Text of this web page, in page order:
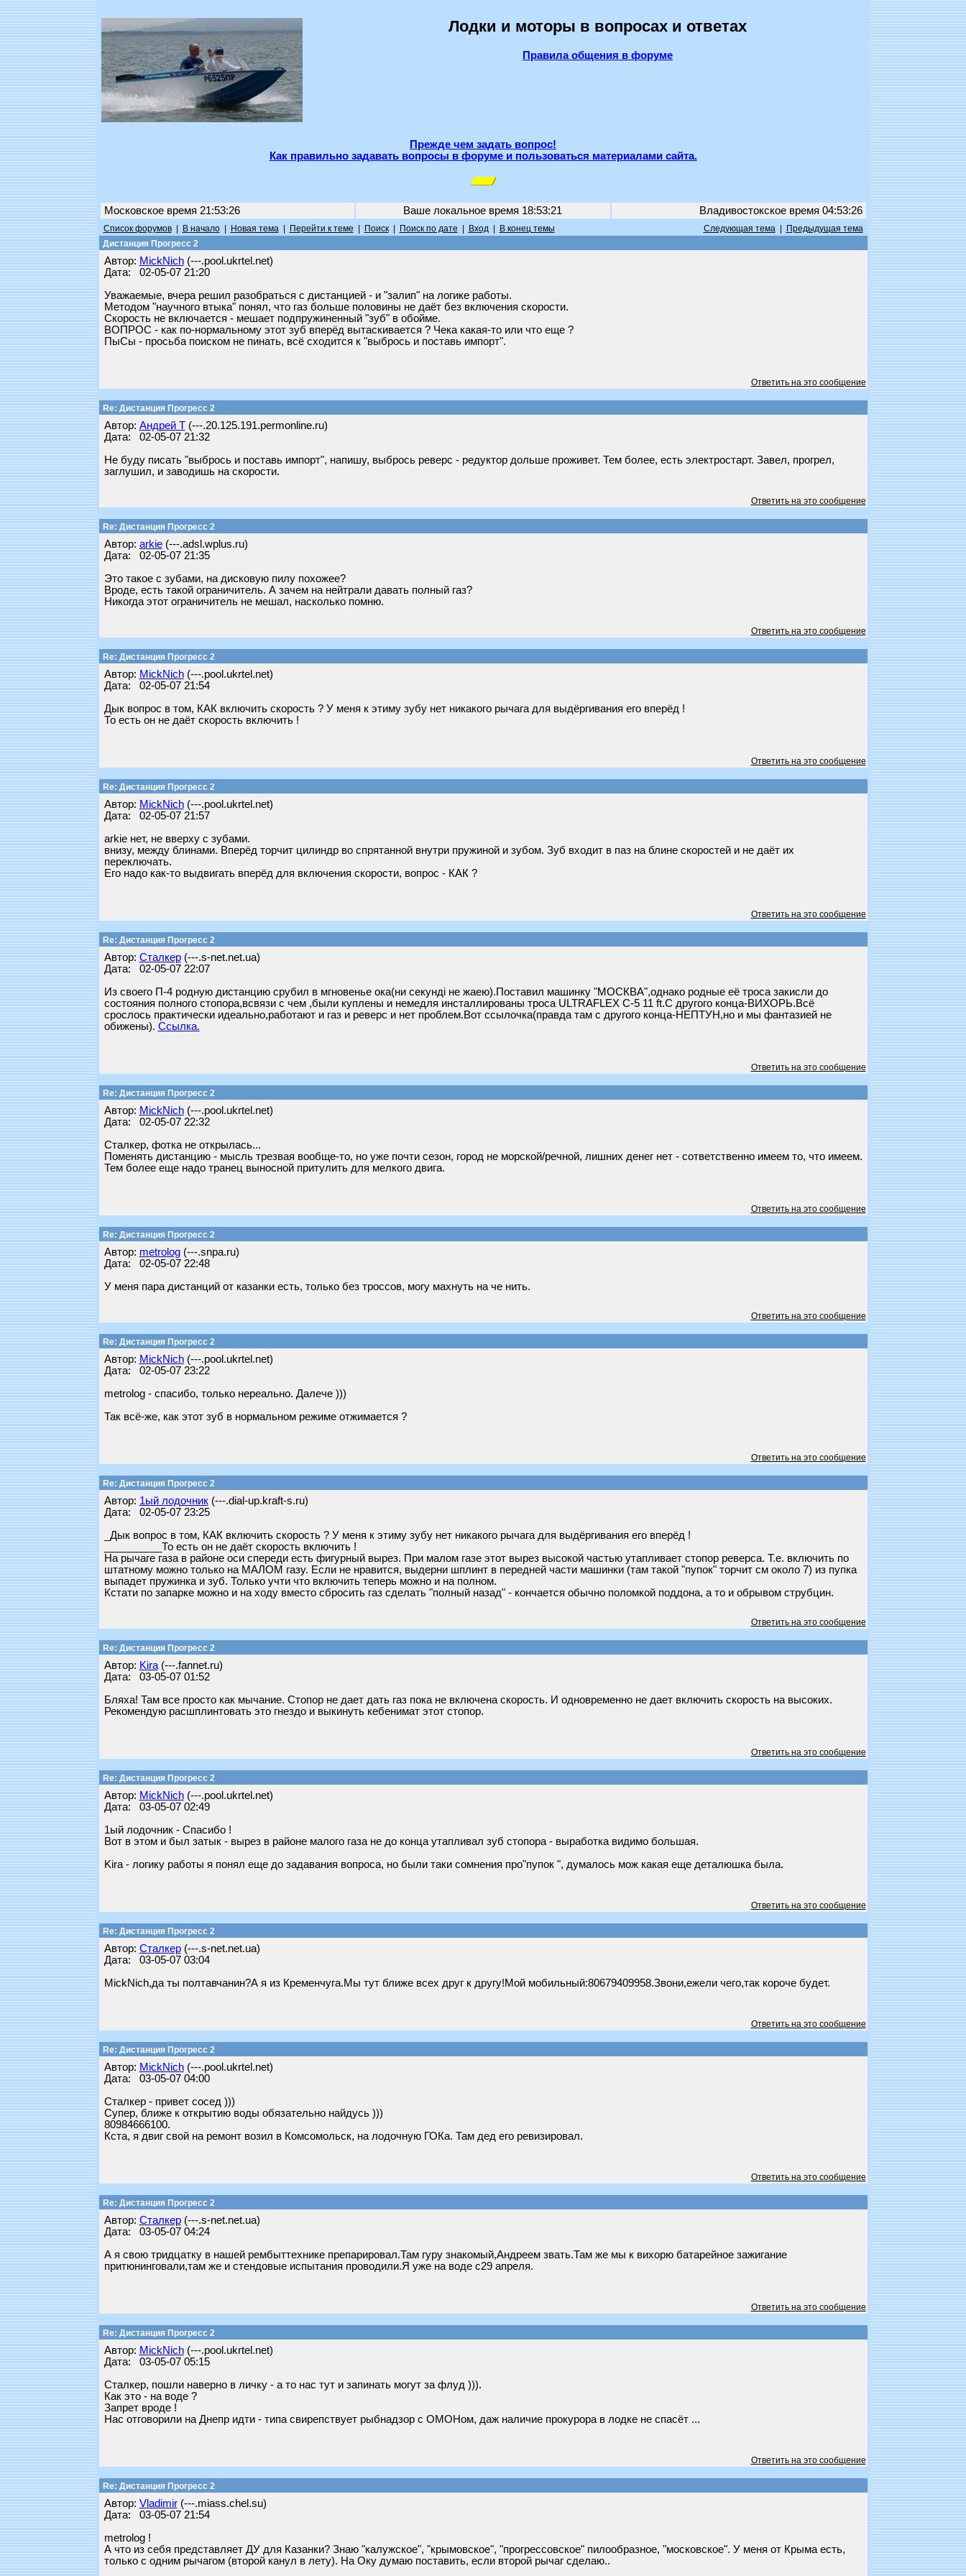
Лодки и моторы в вопросах и ответах
Правила общения в форуме
Прежде чем задать вопрос!
Как правильно задавать вопросы в форуме и пользоваться материалами сайта.
Московское время 21:53:26 Ваше локальное время 18:53:21 Владивостокское время 04:53:26
Список форумов| В начало| Новая тема| Перейти к теме Поиск| Поиск по дате Вход| В конец темы Следующая тема|
Предыдущая тема
Дистанция Прогресс 2
Автор: MickNich(---.pool.ukrtel.net)
Дата: 02-05-07 21:20
Уважаемые, вчера решил разобраться с дистанцией - и "залип" на логике работы.
Методом "научного втыка" понял, что газ больше половины не даёт без включения скорости.
Скорость не включается - мешает подпружиненный "зуб" в обойме.
ВОПРОС - как по-нормальному этот зуб вперёд вытаскивается ? Чека какая-то или что еще ?
ПыСы - просьба поиском не пинать, всё сходится к "выбрось и поставь импорт".
Ответить на это сообщение
Re: Дистанция Прогресс 2
Автор: Андрей Т(---.20.125.191.permonline.ru)
Дата: 02-05-07 21:32
Не буду писать "выбрось и поставь импорт", напишу, выбрось реверс - редуктор дольше проживет. Тем более, есть электростарт. Завел, прогрел,
заглушил, и заводишь на скорости.
Ответить на это сообщение
Re: Дистанция Прогресс 2
Автор: arkie(---.adsl.wplus.ru)
Дата: 02-05-07 21:35
Это такое с зубами, на дисковую пилу похожее?
Вроде, есть такой ограничитель. А зачем на нейтрали давать полный газ?
Никогда этот ограничитель не мешал, насколько помню.
Ответить на это сообщение
Re: Дистанция Прогресс 2
Автор: MickNich(---.pool.ukrtel.net)
Дата: 02-05-07 21:54
Дык вопрос в том, КАК включить скорость ? У меня к этиму зубу нет никакого рычага для выдёргивания его вперёд !
То есть он не даёт скорость включить !
Ответить на это сообщение
Re: Дистанция Прогресс 2
Автор: MickNich(---.pool.ukrtel.net)
Дата: 02-05-07 21:57
arkie нет, не вверху с зубами.
внизу, между блинами. Вперёд торчит цилиндр во спрятанной внутри пружиной и зубом. Зуб входит в паз на блине скоростей и не даёт их
переключать.
Его надо как-то выдвигать вперёд для включения скорости, вопрос - КАК ?
Ответить на это сообщение
Re: Дистанция Прогресс 2
Автор: Сталкер(---.s-net.net.ua)
Дата: 02-05-07 22:07
Из своего П-4 родную дистанцию срубил в мгновенье ока(ни секунді не жаею).Поставил машинку "МОСКВА",однако родные её троса закисли до
состояния полного стопора,всвязи с чем ,были куплены и немедля инсталлированы троса ULTRAFLEX C-5 11 ft.С другого конца-ВИХОРЬ.Всё
срослось практически идеально,работают и газ и реверс и нет проблем.Вот ссылочка(правда там с другого конца-НЕПТУН,но и мы фантазией не
обижены). Ссылка.
Ответить на это сообщение
Re: Дистанция Прогресс 2
Автор: MickNich(---.pool.ukrtel.net)
Дата: 02-05-07 22:32
Сталкер, фотка не открылась...
Поменять дистанцию - мысль трезвая вообще-то, но уже почти сезон, город не морской/речной, лишних денег нет - сответственно имеем то, что имеем.
Тем более еще надо транец выносной притулить для мелкого двига.
Ответить на это сообщение
Re: Дистанция Прогресс 2
Автор: metrolog(---.snpa.ru)
Дата: 02-05-07 22:48
У меня пара дистанций от казанки есть, только без троссов, могу махнуть на че нить.
Ответить на это сообщение
Re: Дистанция Прогресс 2
Автор: MickNich(---.pool.ukrtel.net)
Дата: 02-05-07 23:22
metrolog - спасибо, только нереально. Далече )))
Так всё-же, как этот зуб в нормальном режиме отжимается ?
Ответить на это сообщение
Re: Дистанция Прогресс 2
Автор: 1ый лодочник(---.dial-up.kraft-s.ru)
Дата: 02-05-07 23:25
_Дык вопрос в том, КАК включить скорость ? У меня к этиму зубу нет никакого рычага для выдёргивания его вперёд !
__________То есть он не даёт скорость включить !
На рычаге газа в районе оси спереди есть фигурный вырез. При малом газе этот вырез высокой частью утапливает стопор реверса. Т.е. включить по
штатному можно только на МАЛОМ газу. Если не нравится, выдерни шплинт в передней части машинки (там такой "пупок" торчит см около 7) из пупка
выпадет пружинка и зуб. Только учти что включить теперь можно и на полном.
Кстати по запарке можно и на ходу вместо сбросить газ сделать "полный назад" - кончается обычно поломкой поддона, а то и обрывом струбцин.
Ответить на это сообщение
Re: Дистанция Прогресс 2
Автор: Kira(---.fannet.ru)
Дата: 03-05-07 01:52
Бляха! Там все просто как мычание. Стопор не дает дать газ пока не включена скорость. И одновременно не дает включить скорость на высоких.
Рекомендую расшплинтовать это гнездо и выкинуть кебенимат этот стопор.
Ответить на это сообщение
Re: Дистанция Прогресс 2
Автор: MickNich(---.pool.ukrtel.net)
Дата: 03-05-07 02:49
1ый лодочник - Спасибо !
Вот в этом и был затык - вырез в районе малого газа не до конца утапливал зуб стопора - выработка видимо большая.
Kira - логику работы я понял еще до задавания вопроса, но были таки сомнения про"пупок ", думалось мож какая еще деталюшка была.
Ответить на это сообщение
Re: Дистанция Прогресс 2
Автор: Сталкер(---.s-net.net.ua)
Дата: 03-05-07 03:04
MickNich,да ты полтавчанин?А я из Кременчуга.Мы тут ближе всех друг к другу!Мой мобильный:80679409958.Звони,ежели чего,так короче будет.
Ответить на это сообщение
Re: Дистанция Прогресс 2
Автор: MickNich(---.pool.ukrtel.net)
Дата: 03-05-07 04:00
Сталкер - привет сосед )))
Супер, ближе к открытию воды обязательно найдусь )))
80984666100.
Кста, я двиг свой на ремонт возил в Комсомольск, на лодочную ГОКа. Там дед его ревизировал.
Ответить на это сообщение
Re: Дистанция Прогресс 2
Автор: Сталкер(---.s-net.net.ua)
Дата: 03-05-07 04:24
А я свою тридцатку в нашей рембыттехнике препарировал.Там гуру знакомый,Андреем звать.Там же мы к вихорю батарейное зажигание
притюнинговали,там же и стендовые испытания проводили.Я уже на воде с29 апреля.
Ответить на это сообщение
Re: Дистанция Прогресс 2
Автор: MickNich(---.pool.ukrtel.net)
Дата: 03-05-07 05:15
Сталкер, пошли наверно в личку - а то нас тут и запинать могут за флуд ))).
Как это - на воде ?
Запрет вроде !
Нас отговорили на Днепр идти - типа свирепствует рыбнадзор с ОМОНом, даж наличие прокурора в лодке не спасёт ...
Ответить на это сообщение
Re: Дистанция Прогресс 2
Автор: Vladimir(---.miass.chel.su)
Дата: 03-05-07 21:54
metrolog !
А что из себя представляет ДУ для Казанки? Знаю "калужское", "крымовское", "прогрессовское" пилообразное, "московское". У меня от Крыма есть,
только с одним рычагом (второй канул в лету). На Оку думаю поставить, если второй рычаг сделаю..